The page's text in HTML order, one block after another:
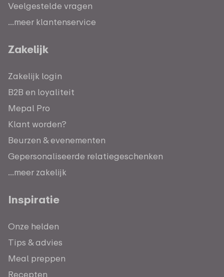
Veelgestelde vragen
...meer klantenservice
Zakelijk
Zakelijk login
B2B en loyaliteit
Mepal Pro
Klant worden?
Beurzen & evenementen
Gepersonaliseerde relatiegeschenken
...meer zakelijk
Inspiratie
Onze helden
Tips & advies
Meal preppen
Recepten